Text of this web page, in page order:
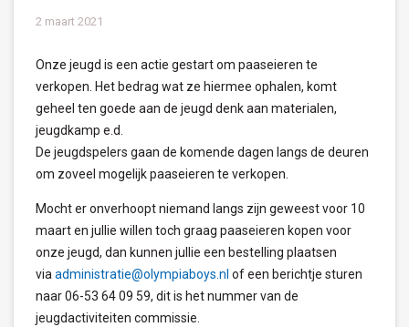
2 maart 2021
Onze jeugd is een actie gestart om paaseieren te
verkopen. Het bedrag wat ze hiermee ophalen, komt
geheel ten goede aan de jeugd denk aan materialen,
jeugdkamp e.d.
De jeugdspelers gaan de komende dagen langs de deuren
om zoveel mogelijk paaseieren te verkopen.
Mocht er onverhoopt niemand langs zijn geweest voor 10
maart en jullie willen toch graag paaseieren kopen voor
onze jeugd, dan kunnen jullie een bestelling plaatsen
via administratie@olympiaboys.nl of een berichtje sturen
naar 06-53 64 09 59, dit is het nummer van de
jeugdactiviteiten commissie.